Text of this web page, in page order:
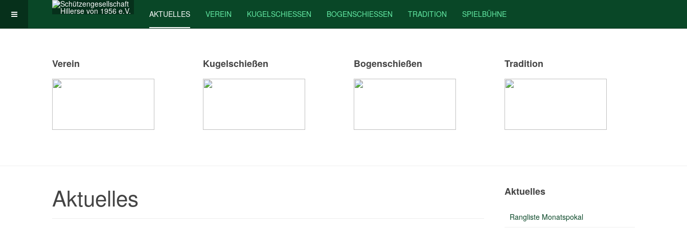
AKTUELLES VEREIN KUGELSCHIESSEN BOGENSCHIESSEN TRADITION SPIELBÜHNE
Verein Kugelschießen Bogenschießen Tradition
Aktuelles
Aktuelles
Rangliste Monatspokal